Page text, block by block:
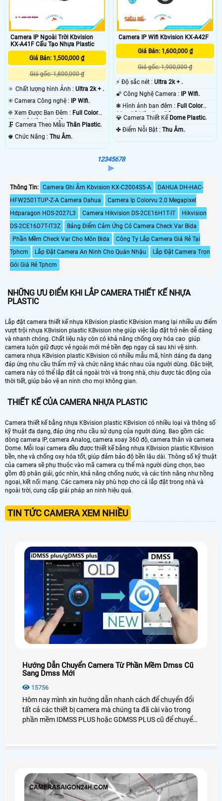
Camera IP Ngoài Trời Kbvision
KX-A41F Cấu Tạo Nhựa Plastic
Giá Bán: 1,500,000 ₫
Giá gốc: 1,800,000 ₫
🔅 Chất lượng hình Ảnh : Ultra 2k + .
✳️ Camera Công nghệ : IP Wifi.
❈ Xem Được Ban Đêm : Full Color
30m Có Màu Ban Ðêm.
🗜️ Camera Theo Mẫu Thân Plastic.
️♚ Chức Năng : Thu Âm.
Camera IP Wifi Kbvision KX-A42F
Giá Bán: 1,600,000 ₫
Giá gốc: 1,900,000 ₫
️⚡ Độ sắc nét :Ultra 2k + .
🌠 Công Nghệ Camera :
IP Wifi.
❃ Hình ảnh ban đêm : Full Color
30m Có Màu Ban Ðêm.
💎 Camera Thiết Kế Dome Plastic.
️✤ Điểm Nỗi Bật :Thu Âm.
12345678
⫸
Thông Tin: Camera Ghi Âm Kbvision KX-C2004S5-A
DAHUA DH-HAC-
HFW2501TUP-Z-A Camera Dahua
Camera Ip Colorvu 2.0 Megapixel
Hdparagon HDS-2027L3
Camera Hikvision DS-2CE16H1T-IT
Hikvision
DS-2CE16D7T-IT3Z
Bảng Điểm Cảm Ứng Có Camera Check Var Bida
Phần Mềm Check Var Cho Môn Bida
Công Ty Lắp Camera Giá Rẻ Tại
Tphcm
Lắp Đặt Camera An Ninh Cho Quán Nhậu
Lắp Đặt Camera Trọn
Gói Giá Rẻ Tphcm
NHỮNG ƯU ĐIỂM KHI LẮP CAMERA THIẾT KẾ NHỰA
PLASTIC
Lắp đặt camera thiết kế nhựa KBvision plastic KBvision mang lại nhiều ưu điểm
vượt trội nhựa KBvision plastic KBvision nhẹ giúp việc lắp đặt trở nên dễ dàng
và nhanh chóng. Chất liệu này còn có khả năng chống oxy hóa cao giúp
camera luôn giữ được vẻ ngoài mới mẻ bền đẹp ngay cả sau khi vệ sinh.
camera nhựa KBvision plastic KBvision có nhiều mẫu mã, hình dáng đa dạng
đáp ứng nhu cầu thẩm mỹ và chức năng khác nhau của người dùng. Đặc biệt,
camera này có thể lắp đặt cả ngoài trời và trong nhà, chịu được tác động của
thời tiết, giúp bảo vệ an ninh cho mọi không gian.
THIẾT KẾ CỦA CAMERA NHỰA PLASTIC
Camera thiết kế bằng nhựa KBvision plastic KBvision có nhiều loại và thông số
kỹ thuật đa dạng, đáp ứng nhu cầu sử dụng của người dùng. Bao gồm các
dòng camera IP, camera Analog, camera xoay 360 độ, camera thân và camera
Dome. Mỗi loại camera đều được thiết kế bằng nhựa KBvision plastic KBvision
bền, nhẹ và chống oxy hóa tốt, giúp đảm bảo độ bền lâu dài. Thông số kỹ thuật
của camera sẽ phụ thuộc vào mã camera cụ thể mà người dùng chọn, bao
gồm độ phân giải, góc nhìn, khả năng chống nước, và các tính năng như hồng
ngoại, kết nối mạng. Các camera này phù hợp cho cả lắp đặt trong nhà và
ngoài trời, cung cấp giải pháp an ninh hiệu quả.
TIN TỨC CAMERA XEM NHIỀU
Hướng Dẫn Chuyển Camera Từ Phần Mềm Dmss Cũ
Sang Dmss Mới
15756
Hôm nay mình xin hướng dẫn nhanh cách để chuyển đổi
tất cả các thiết bị camera mà chúng ta đã cài vào trong
phần mềm IDMSS PLUS hoặc GDMSS PLUS cũ để chuyển